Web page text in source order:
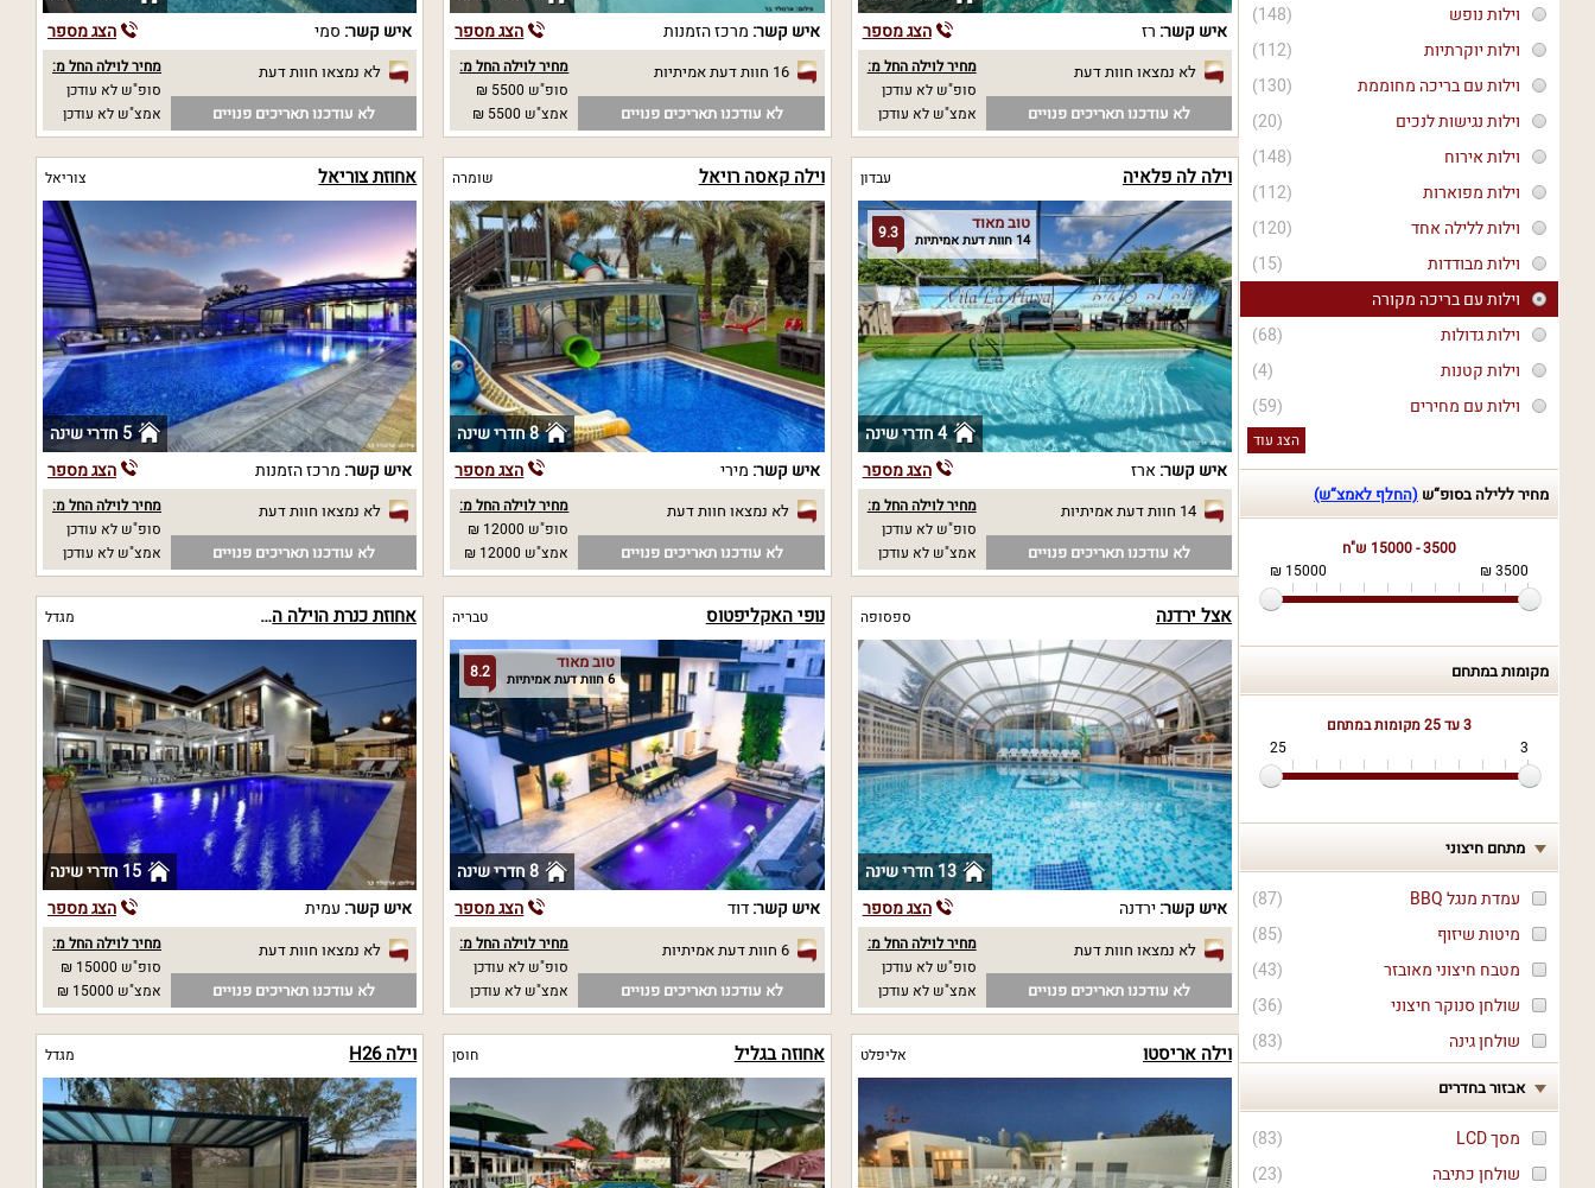
(148)
וילות נופש
(112)
וילות יוקרתיות
(130)
וילות עם בריכה מחוממת
(20)
וילות נגישות לנכים
(148)
וילות אירוח
(112)
וילות מפוארות
(120)
וילות ללילה אחד
(15)
וילות מבודדות
וילות עם בריכה מקורה
(68)
וילות גדולות
(4)
וילות קטנות
(59)
וילות עם מחירים
הצג עוד
מחיר ללילה בסופ“ש (החלף לאמצ“ש)
3500 - 15000 ש"ח
3500 ₪
15000 ₪
מקומות במתחם
3 עד 25
מקומות במתחם
3
25
מתחם חיצוני
(
87
)
עמדת מנגל BBQ
(
85
)
מיטות שיזוף
(
43
)
מטבח חיצוני מאובזר
(
36
)
שולחן סנוקר חיצוני
(
83
) שולחן גינה
אבזור בחדרים
(
83
)
מסך LCD
(
23
)
שולחן כתיבה
איש קשר: רז הצג מספר
לא נמצאו חוות דעת
לא עודכנו תאריכים פנויים
מחיר לוילה החל מ:
סופ"ש לא עודכן
אמצ"ש לא עודכן
איש קשר: מרכז הזמנות הצג מספר
16 חוות דעת אמיתיות
לא עודכנו תאריכים פנויים
מחיר לוילה החל מ:
סופ"ש 5500 ₪
אמצ"ש 5500 ₪
איש קשר: סמי הצג מספר
לא נמצאו חוות דעת
לא עודכנו תאריכים פנויים
מחיר לוילה החל מ:
סופ"ש לא עודכן
אמצ"ש לא עודכן
וילה לה פלאיה עבדון
9.3 טוב מאוד
14 חוות דעת אמיתיות
4 חדרי שינה
איש קשר: ארז הצג מספר
14 חוות דעת אמיתיות
לא עודכנו תאריכים פנויים
מחיר לוילה החל מ:
סופ"ש לא עודכן
אמצ"ש לא עודכן
וילה קאסה רויאל שומרה
8 חדרי שינה
איש קשר: מירי הצג מספר
לא נמצאו חוות דעת
לא עודכנו תאריכים פנויים
מחיר לוילה החל מ:
סופ"ש 12000 ₪
אמצ"ש 12000 ₪
אחוזת צוריאל צוריאל
5 חדרי שינה
איש קשר: מרכז הזמנות הצג מספר
לא נמצאו חוות דעת
לא עודכנו תאריכים פנויים
מחיר לוילה החל מ:
סופ"ש לא עודכן
אמצ"ש לא עודכן
אצל ירדנה ספסופה
13 חדרי שינה
איש קשר:ירדנה הצג מספר
לא נמצאו חוות דעת
לא עודכנו תאריכים פנויים
מחיר לוילה החל מ:
סופ"ש לא עודכן
אמצ"ש לא עודכן
נופי האקליפטוס טבריה
8.2 טוב מאוד
6 חוות דעת אמיתיות
8 חדרי שינה
איש קשר:דוד הצג מספר
6 חוות דעת אמיתיות
לא עודכנו תאריכים פנויים
מחיר לוילה החל מ:
סופ"ש לא עודכן
אמצ"ש לא עודכן
אחוזת כנרת הוילה הלבנה מגדל
15 חדרי שינה
איש קשר: עמית הצג מספר
לא נמצאו חוות דעת
לא עודכנו תאריכים פנויים
מחיר לוילה החל מ:
סופ"ש 15000 ₪
אמצ"ש 15000 ₪
וילה אריסטו אליפלט אחוזה בגליל חוסן וילה H26 מגדל